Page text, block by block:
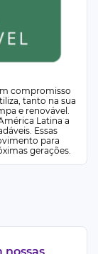
compromisso
tanto na sua
e renovável.
Latina a
Essas
para
gerações.